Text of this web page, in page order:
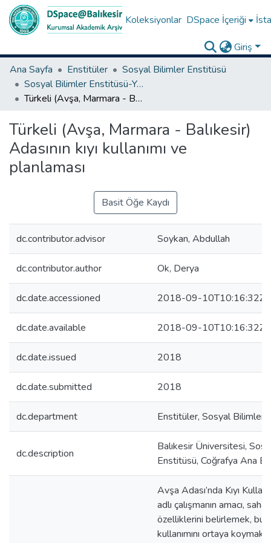
Koleksiyonlar DSpace İçeriği
Giriş
Ana Sayfa
Enstitüler
Sosyal Bilimler Enstitüsü
Sosyal Bilimler Enstitüsü-Yüksek Lisans Tezleri
Türkeli (Avşa, Marmara - Balıkesir) Adasının kıyı kullanımı ve planlaması
Türkeli (Avşa, Marmara - Balıkesir)
Adasının kıyı kullanımı ve
planlaması
Basit Öğe Kaydı
dc.contributor.advisor Soykan, Abdullah
dc.contributor.author Ok, Derya
dc.date.accessioned 2018-09-10T10:16:32Z
dc.date.available 2018-09-10T10:16:32Z
dc.date.issued 2018
dc.date.submitted 2018
dc.department Enstitüler, Sosyal Bilimler
dc.description
Balıkesir Üniversitesi,
Enstitüsü, Coğrafya Ana
Avşa Adası’nda Kıyı
adlı çalışmanın amacı,
özelliklerini belirlemek,
kullanımını ortaya koymak,